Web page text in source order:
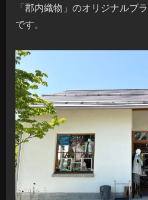
「郡内織物」のオリジナルブ
です。